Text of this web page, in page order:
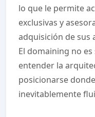
lo que le permite
exclusivas y
adquisición de sus
El domaining no
entender la
posicionarse
inevitablemente